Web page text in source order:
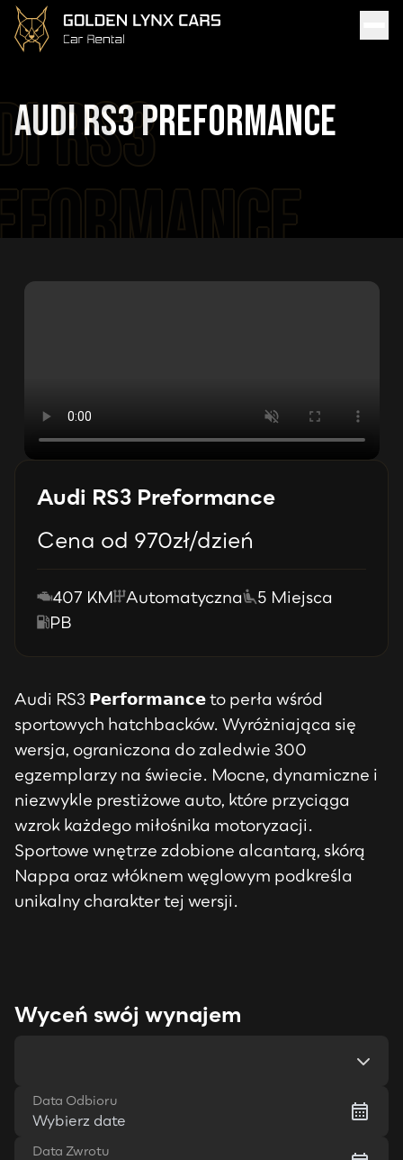
Audi RS3 Preformance
Audi RS3 Preformance
Cena od 970zł/dzień
407 KM Automatyczna
5 Miejsca
PB
Audi RS3 𝗣𝗲𝗿𝗳𝗼𝗿𝗺𝗮𝗻𝗰𝗲 to perła wśród
sportowych hatchbacków. Wyróżniająca się
wersja, ograniczona do zaledwie 300
egzemplarzy na świecie. Mocne, dynamiczne i
niezwykle prestiżowe auto, które przyciąga
wzrok każdego miłośnika motoryzacji.
Sportowe wnętrze zdobione alcantarą, skórą
Nappa oraz włóknem węglowym podkreśla
unikalny charakter tej wersji.
Wyceń swój wynajem
Data Odbioru
Wybierz date
Data Zwrotu